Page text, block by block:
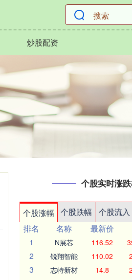
炒股配资
个股实时涨
个股涨幅 个股跌幅 个股流入
排名
名称 最新价
1
N展芯 116.52
2 锐翔智能 110.02
3 志特新材 14.8